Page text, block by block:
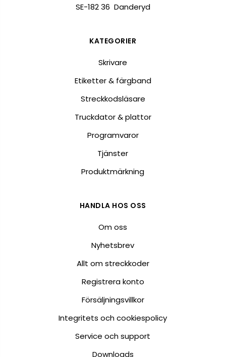
SE-182 36 Danderyd
KATEGORIER
Skrivare
Etiketter & färgband
Streckkodsläsare
Truckdator & plattor
Programvaror
Tjänster
Produktmärkning
HANDLA HOS OSS
Om oss
Nyhetsbrev
Allt om streckkoder
Registrera konto
Försäljningsvillkor
Integritets och cookiespolicy
Service och support
Downloads